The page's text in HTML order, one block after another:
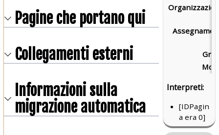
Interpreti:
[IDPagin
a era 0]
Pagine che portano qui
Collegamenti esterni
Informazioni sulla
migrazione automatica